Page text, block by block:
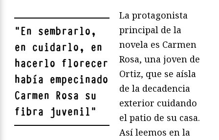
"En sembrarlo,
en cuidarlo, en
hacerlo florecer
había empecinado
Carmen Rosa su
fibra juvenil"
La protagonista
principal de la
novela es Carmen
Rosa, una joven de
Ortiz, que se aísla
de la decadencia
exterior cuidando
el patio de su casa.
Así leemos en la